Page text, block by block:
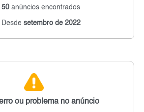
50 anúncios encontrados
Desde setembro de 2022
ou problema no anúncio